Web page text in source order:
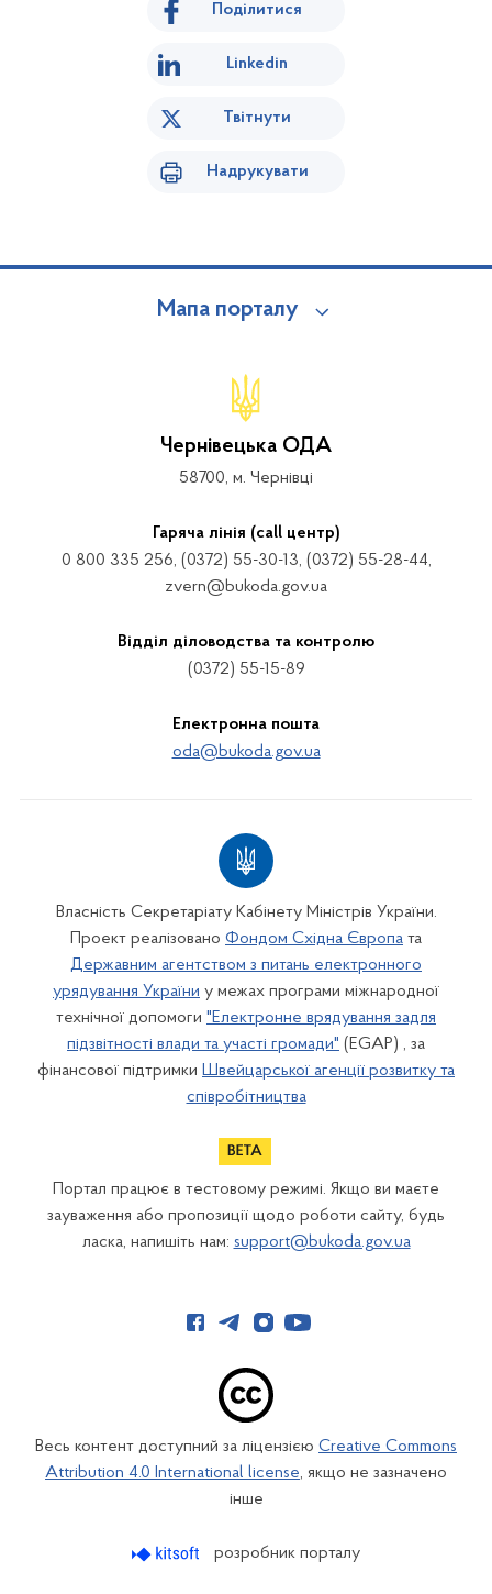
Поділитися
Linkedin
Твітнути
Надрукувати
Мапа порталу
Чернівецька ОДА
58700, м. Чернівці
Гаряча лінія (call центр)
0 800 335 256, (0372) 55-30-13, (0372) 55-28-44,
zvern@bukoda.gov.ua
Відділ діловодства та контролю
(0372) 55-15-89
Електронна пошта
oda@bukoda.gov.ua
Власність Секретаріату Кабінету Міністрів України.
Проект реалізовано Фондом Східна Європа та
Державним агентством з питань електронного
урядування України у межах програми міжнародної
технічної допомоги "Електронне врядування задля
підзвітності влади та участі громади" (EGAP) , за
фінансової підтримки Швейцарської агенції розвитку та
співробітництва
Портал працює в тестовому режимі. Якщо ви маєте
зауваження або пропозиції щодо роботи сайту, будь
ласка, напишіть нам: support@bukoda.gov.ua
Весь контент доступний за ліцензією Creative Commons
Attribution 4.0 International license, якщо не зазначено
інше
розробник порталу